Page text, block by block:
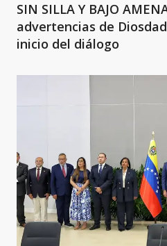
SIN SILLA Y BAJO
advertencias de
inicio del diálogo